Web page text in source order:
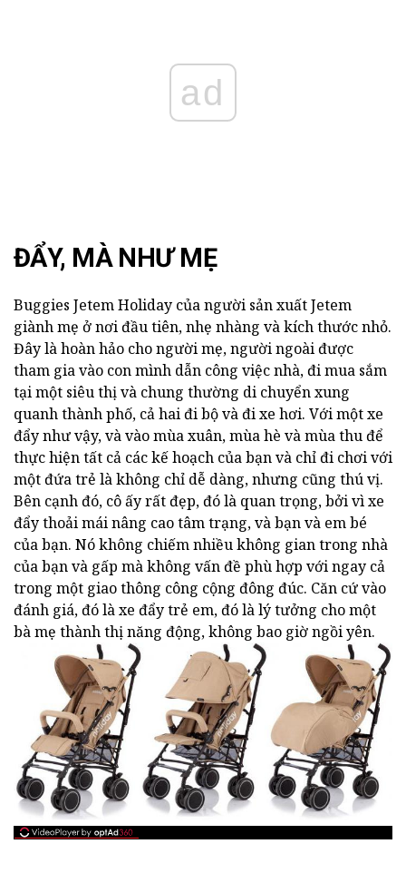
ad
ĐẨY, MÀ NHƯ MẸ
Buggies Jetem Holiday của người sản xuất Jetem
giành mẹ ở nơi đầu tiên, nhẹ nhàng và kích thước nhỏ.
Đây là hoàn hảo cho người mẹ, người ngoài được
tham gia vào con mình dẫn công việc nhà, đi mua sắm
tại một siêu thị và chung thường di chuyển xung
quanh thành phố, cả hai đi bộ và đi xe hơi. Với một xe
đẩy như vậy, và vào mùa xuân, mùa hè và mùa thu để
thực hiện tất cả các kế hoạch của bạn và chỉ đi chơi với
một đứa trẻ là không chỉ dễ dàng, nhưng cũng thú vị.
Bên cạnh đó, cô ấy rất đẹp, đó là quan trọng, bởi vì xe
đẩy thoải mái nâng cao tâm trạng, và bạn và em bé
của bạn. Nó không chiếm nhiều không gian trong nhà
của bạn và gấp mà không vấn đề phù hợp với ngay cả
trong một giao thông công cộng đông đúc. Căn cứ vào
đánh giá, đó là xe đẩy trẻ em, đó là lý tưởng cho một
bà mẹ thành thị năng động, không bao giờ ngồi yên.